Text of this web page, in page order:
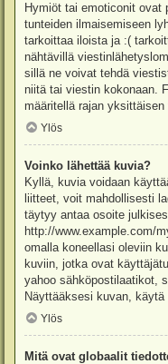
Hymiöt tai emoticonit ovat
tunteiden ilmaisemiseen
tarkoittaa iloista ja :(
nähtävillä
sillä ne voivat tehdä
niitä tai viestin kokonaan.
määritellä rajan
Ylös
Voinko lähettää kuvia?
Kyllä, kuvia voidaan
liitteet, voit mahdollisesti
täytyy antaa osoite
http://www.example.com/
omalla koneellasi oleviin
kuviin, jotka ovat
yahoo sähköpostilaatikot,
Näyttääksesi kuvan,
Ylös
Mitä ovat globaalit